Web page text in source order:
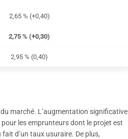
2,65 % (+0,40)
2,75 % (+0,30)
2,95 % (0,40)
marché. L’augmentation significative
pour les emprunteurs dont le projet est
d’un taux usuraire. De plus,